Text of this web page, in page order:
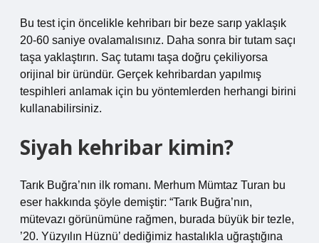
Bu test için öncelikle kehribarı bir beze sarıp yaklaşık
20-60 saniye ovalamalısınız. Daha sonra bir tutam saçı
taşa yaklaştırın. Saç tutamı taşa doğru çekiliyorsa
orijinal bir üründür. Gerçek kehribardan yapılmış
tespihleri ​​anlamak için bu yöntemlerden herhangi birini
kullanabilirsiniz.
Siyah kehribar kimin?
Tarık Buğra’nın ilk romanı. Merhum Mümtaz Turan bu
eser hakkında şöyle demiştir: “Tarık Buğra’nın,
mütevazı görünümüne rağmen, burada büyük bir tezle,
’20. Yüzyılın Hüznü’ dediğimiz hastalıkla uğraştığına